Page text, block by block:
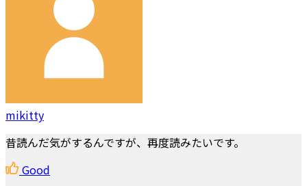
mikitty
昔読んだ気がするんですが、再度読みたいです。
Good